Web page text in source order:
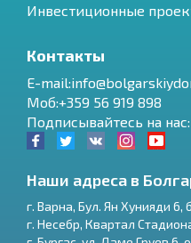
Инвестиционные
Контакты
E-
Моб:+359 56 919 898
Подписывайтесь на нас:
Наши адреса в
г. Варна, Бул. Ян Хунияди 6,
г. Несебр, Квартал